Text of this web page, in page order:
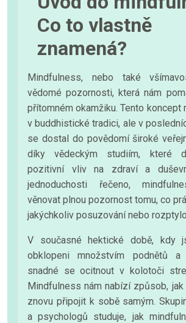
Co to vlastně
znamená?
Mindfulness, nebo také
vědomé pozornosti, která nám
přítomném okamžiku. Tento koncept
v buddhistické tradici, ale v
se dostal do povědomí široké
díky vědeckým studiím, které
pozitivní vliv na zdraví a
jednoduchosti řečeno,
věnovat plnou pozornost tomu, co
jakýchkoliv posuzování nebo
V současné hektické době, kdy
obklopeni množstvím podnětů a
snadné se ocitnout v kolotoči
Mindfulness nám nabízí způsob,
znovu připojit k sobě samým.
a psychologů studuje, jak